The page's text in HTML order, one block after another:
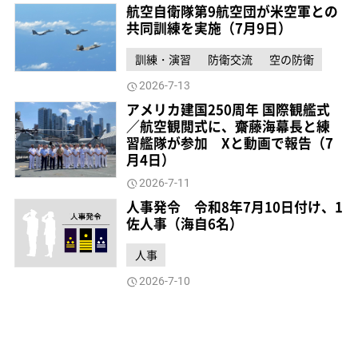
航空自衛隊第9航空団が米空軍との
共同訓練を実施（7月9日）
訓練・演習 防衛交流 空の防衛
2026-7-13
アメリカ建国250周年 国際観艦式
／航空観閲式に、齋藤海幕長と練
習艦隊が参加 Xと動画で報告（7
月4日）
2026-7-11
人事発令 令和8年7月10日付け、1
佐人事（海自6名）
人事
2026-7-10